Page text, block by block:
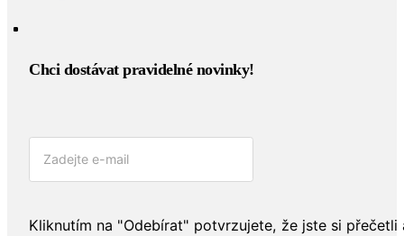
Chci dostávat pravidelné novinky!​
Kliknutím na "Odebírat" potvrzujete, že jste si přečetli